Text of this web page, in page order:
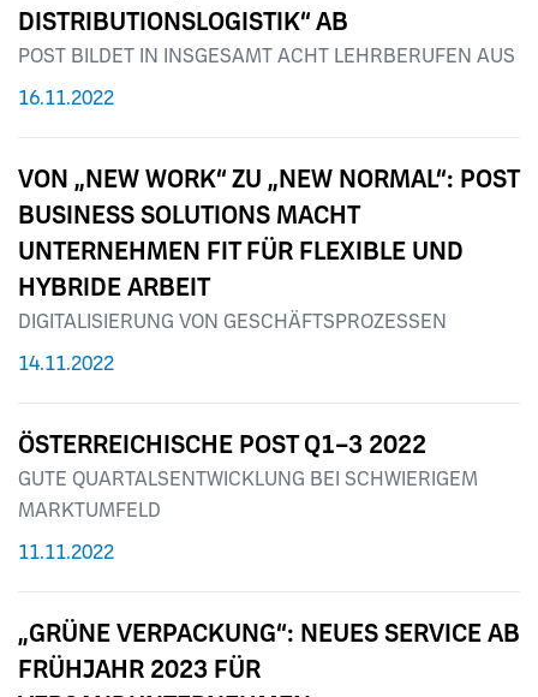
DISTRIBUTIONSLOGISTIK“ AB
POST BILDET IN INSGESAMT ACHT LEHRBERUFEN AUS
16.11.2022
VON „NEW WORK“ ZU „NEW NORMAL“: POST
BUSINESS SOLUTIONS MACHT
UNTERNEHMEN FIT FÜR FLEXIBLE UND
HYBRIDE ARBEIT
DIGITALISIERUNG VON GESCHÄFTSPROZESSEN
14.11.2022
ÖSTERREICHISCHE POST Q1–3 2022
GUTE QUARTALSENTWICKLUNG BEI SCHWIERIGEM
MARKTUMFELD
11.11.2022
„GRÜNE VERPACKUNG“: NEUES SERVICE AB
FRÜHJAHR 2023 FÜR